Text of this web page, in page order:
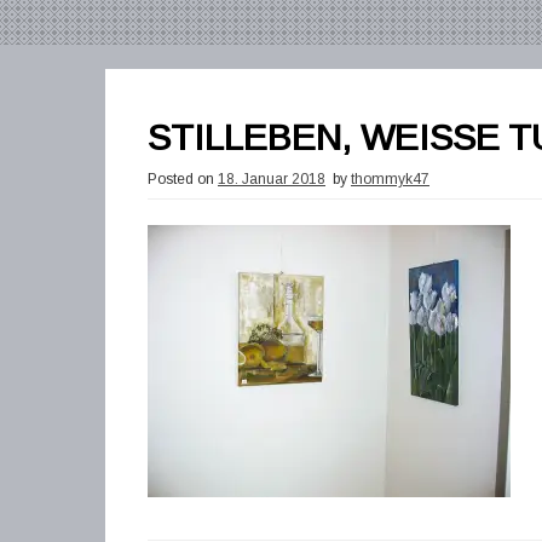
STILLEBEN, WEISSE
Posted on 18. Januar 2018 by thommyk47